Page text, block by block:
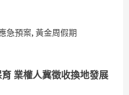
急預案, 黃金周假期
業權人冀徵收換地發展